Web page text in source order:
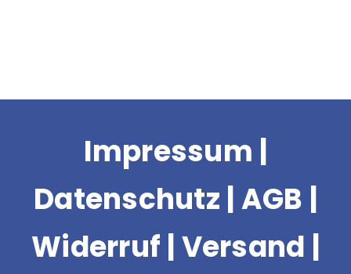
Impressum |
Datenschutz |AGB |
Widerruf |Versand |